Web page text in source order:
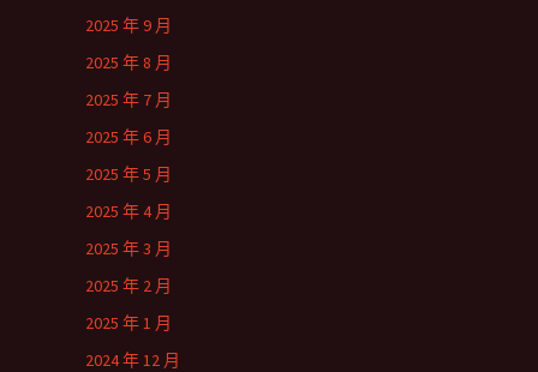
2025 年 9 月
2025 年 8 月
2025 年 7 月
2025 年 6 月
2025 年 5 月
2025 年 4 月
2025 年 3 月
2025 年 2 月
2025 年 1 月
2024 年 12 月